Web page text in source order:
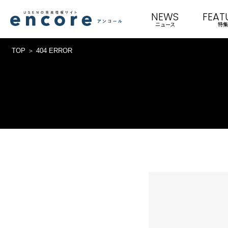
NEWS
ニュース 特集
TOP 404 ERROR